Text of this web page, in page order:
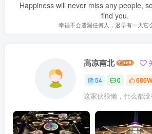
Happiness will never miss any people,
find you.
幸福不会遗漏任何人，迟早有一天它
高凉南北
54 0
这家伙很懒，什么都